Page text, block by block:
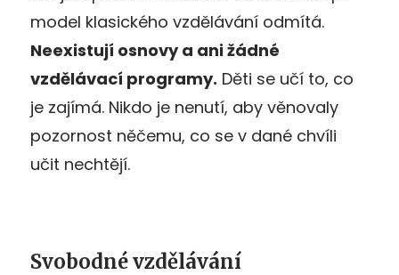
model klasického vzdělávání odmítá.
Neexistují osnovy a ani žádné
vzdělávací programy. Děti se učí to, co
je zajímá. Nikdo je nenutí, aby věnovaly
pozornost něčemu, co se v dané chvíli
učit nechtějí.
Svobodné vzdělávání